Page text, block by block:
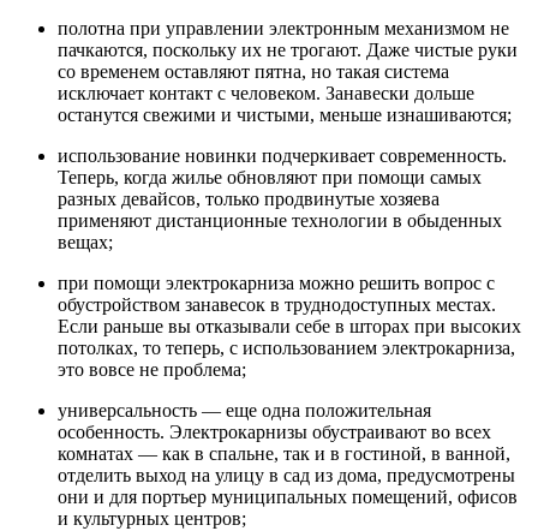
полотна при управлении электронным механизмом не
пачкаются, поскольку их не трогают. Даже чистые руки
со временем оставляют пятна, но такая система
исключает контакт с человеком. Занавески дольше
останутся свежими и чистыми, меньше изнашиваются;
использование новинки подчеркивает современность.
Теперь, когда жилье обновляют при помощи самых
разных девайсов, только продвинутые хозяева
применяют дистанционные технологии в обыденных
вещах;
при помощи электрокарниза можно решить вопрос с
обустройством занавесок в труднодоступных местах.
Если раньше вы отказывали себе в шторах при высоких
потолках, то теперь, с использованием электрокарниза,
это вовсе не проблема;
универсальность — еще одна положительная
особенность. Электрокарнизы обустраивают во всех
комнатах — как в спальне, так и в гостиной, в ванной,
отделить выход на улицу в сад из дома, предусмотрены
они и для портьер муниципальных помещений, офисов
и культурных центров;